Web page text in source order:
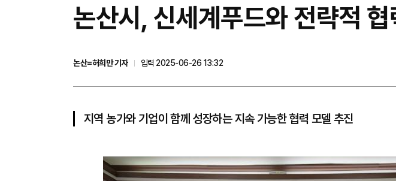
논산시, 신세계푸드와 전략적
논산=허희만 기자
입력 2025-06-26 13:32
지역 농가와 기업이 함께 성장하는 지속 가능한 협력 모델 추진